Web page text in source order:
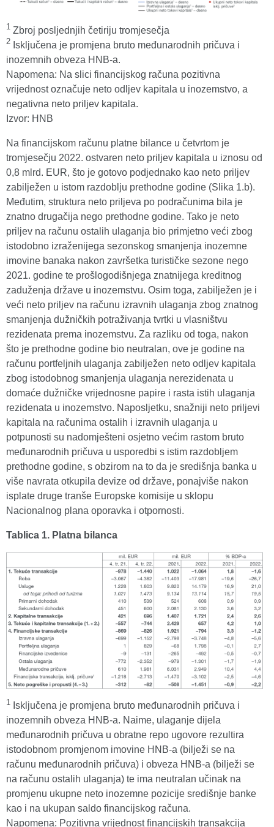
1 Zbroj posljednjih četiriju tromjesečja
2 Isključena je promjena bruto međunarodnih pričuva i
inozemnih obveza HNB-a.
Napomena: Na slici financijskog računa pozitivna
vrijednost označuje neto odljev kapitala u inozemstvo, a
negativna neto priljev kapitala.
Izvor: HNB
Na financijskom računu platne bilance u četvrtom je
tromjesečju 2022. ostvaren neto priljev kapitala u iznosu od
0,8 mlrd. EUR, što je gotovo podjednako kao neto priljev
zabilježen u istom razdoblju prethodne godine (Slika 1.b).
Međutim, struktura neto priljeva po podračunima bila je
znatno drugačija nego prethodne godine. Tako je neto
priljev na računu ostalih ulaganja bio primjetno veći zbog
istodobno izraženijega sezonskog smanjenja inozemne
imovine banaka nakon završetka turističke sezone nego
2021. godine te prošlogodišnjega znatnijega kreditnog
zaduženja države u inozemstvu. Osim toga, zabilježen je i
veći neto priljev na računu izravnih ulaganja zbog znatnog
smanjenja dužničkih potraživanja tvrtki u vlasništvu
rezidenata prema inozemstvu. Za razliku od toga, nakon
što je prethodne godine bio neutralan, ove je godine na
računu portfeljnih ulaganja zabilježen neto odljev kapitala
zbog istodobnog smanjenja ulaganja nerezidenata u
domaće dužničke vrijednosne papire i rasta istih ulaganja
rezidenata u inozemstvo. Naposljetku, snažniji neto priljevi
kapitala na računima ostalih i izravnih ulaganja u
potpunosti su nadomješteni osjetno većim rastom bruto
međunarodnih pričuva u usporedbi s istim razdobljem
prethodne godine, s obzirom na to da je središnja banka u
više navrata otkupila devize od države, ponajviše nakon
isplate druge tranše Europske komisije u sklopu
Nacionalnog plana oporavka i otpornosti.
Tablica 1. Platna bilanca
1
Isključena je promjena bruto međunarodnih pričuva i
inozemnih obveza HNB-a. Naime, ulaganje dijela
međunarodnih pričuva u obratne repo ugovore rezultira
istodobnom promjenom imovine HNB-a (bilježi se na
računu međunarodnih pričuva) i obveza HNB-a (bilježi se
na računu ostalih ulaganja) te ima neutralan učinak na
promjenu ukupne neto inozemne pozicije središnje banke
kao i na ukupan saldo financijskog računa.
Napomena: Pozitivna vrijednost financijskih transakcija